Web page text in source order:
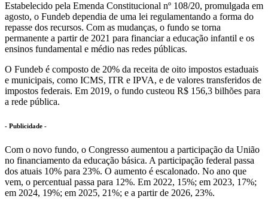
Estabelecido pela Emenda Constitucional nº 108/20, promulgada em
agosto, o Fundeb dependia de uma lei regulamentando a forma do
repasse dos recursos. Com as mudanças, o fundo se torna
permanente a partir de 2021 para financiar a educação infantil e os
ensinos fundamental e médio nas redes públicas.
O Fundeb é composto de 20% da receita de oito impostos estaduais
e municipais, como ICMS, ITR e IPVA, e de valores transferidos de
impostos federais. Em 2019, o fundo custeou R$ 156,3 bilhões para
a rede pública.
- Publicidade -
Com o novo fundo, o Congresso aumentou a participação da União
no financiamento da educação básica. A participação federal passa
dos atuais 10% para 23%. O aumento é escalonado. No ano que
vem, o percentual passa para 12%. Em 2022, 15%; em 2023, 17%;
em 2024, 19%; em 2025, 21%; e a partir de 2026, 23%.